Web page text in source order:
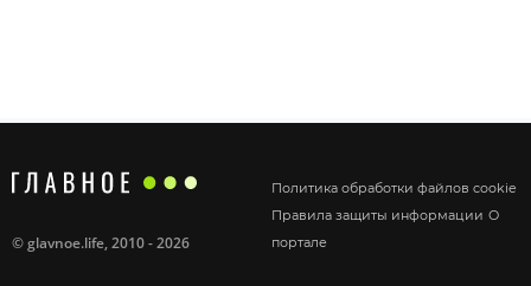
Политика обработки файлов cookie
Правила защиты информации О
портале
©glavnoe.life, 2010 - 2026